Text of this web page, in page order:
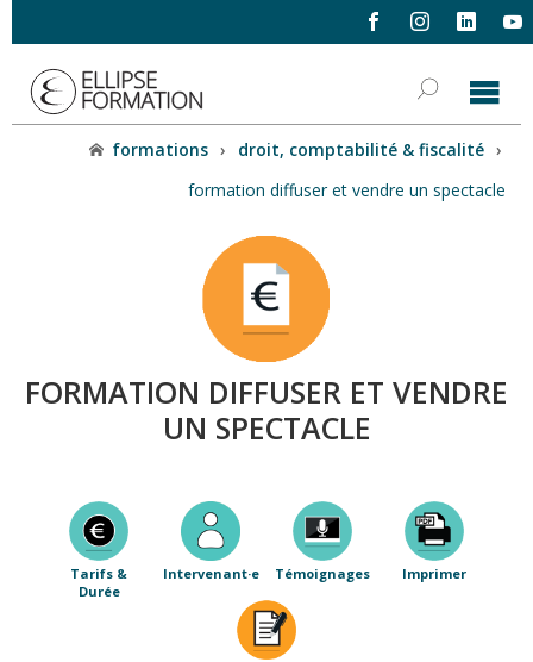
formations › droit, comptabilité & fiscalité ›
formation diffuser et vendre un spectacle
FORMATION DIFFUSER ET VENDRE
UN SPECTACLE
Tarifs &
Durée
Intervenant·e Témoignages Imprimer